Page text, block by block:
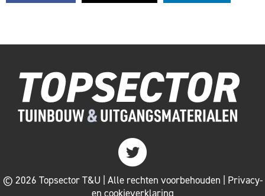
Twitter
© 2026 Topsector T&U | Alle rechten voorbehouden | Privacy-
en cookieverklaring